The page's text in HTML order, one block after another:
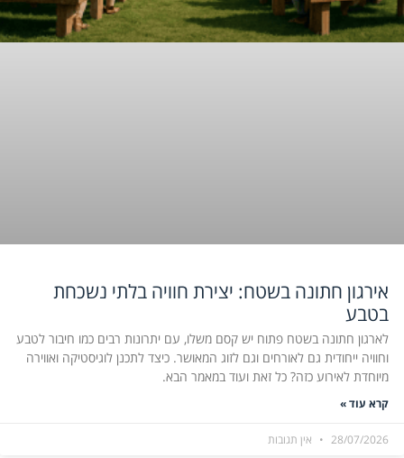
אירגון חתונה בשטח: יצירת חוויה בלתי נשכחת
בטבע
לארגון חתונה בשטח פתוח יש קסם משלו, עם יתרונות רבים כמו חיבור לטבע
וחוויה ייחודית גם לאורחים וגם לזוג המאושר. כיצד לתכנן לוגיסטיקה ואווירה
מיוחדת לאירוע כזה? כל זאת ועוד במאמר הבא.
קרא עוד »
28/07/2026 אין תגובות